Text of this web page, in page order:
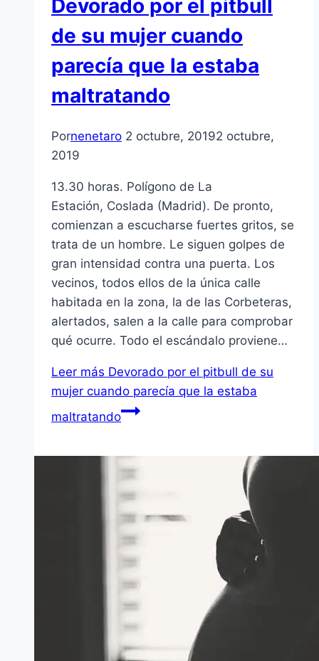
Devorado por el pitbull
de su mujer cuando
parecía que la estaba
maltratando
Pornenetaro 2 octubre, 20192 octubre,
2019
13.30 horas. Polígono de La
Estación, Coslada (Madrid). De pronto,
comienzan a escucharse fuertes gritos, se
trata de un hombre. Le siguen golpes de
gran intensidad contra una puerta. Los
vecinos, todos ellos de la única calle
habitada en la zona, la de las Corbeteras,
alertados, salen a la calle para comprobar
qué ocurre. Todo el escándalo proviene…
Leer más Devorado por el pitbull de su
mujer cuando parecía que la estaba
maltratando